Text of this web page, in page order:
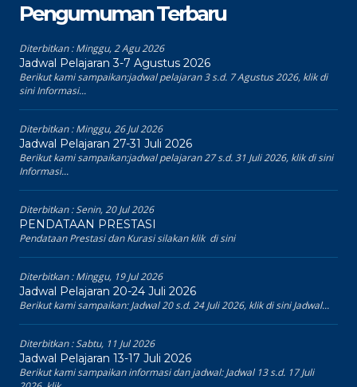
Pengumuman Terbaru
Diterbitkan :Minggu, 2 Agu 2026
Jadwal Pelajaran 3-7 Agustus 2026
Berikut kami sampaikan:jadwal pelajaran 3 s.d. 7 Agustus 2026, klik di
sini Informasi...
Diterbitkan :Minggu, 26 Jul 2026
Jadwal Pelajaran 27-31 Juli 2026
Berikut kami sampaikan:jadwal pelajaran 27 s.d. 31 Juli 2026, klik di sini
Informasi...
Diterbitkan :Senin, 20 Jul 2026
PENDATAAN PRESTASI
Pendataan Prestasi dan Kurasi silakan klik di sini
Diterbitkan :Minggu, 19 Jul 2026
Jadwal Pelajaran 20-24 Juli 2026
Berikut kami sampaikan: Jadwal 20 s.d. 24 Juli 2026, klik di sini Jadwal...
Diterbitkan :Sabtu, 11 Jul 2026
Jadwal Pelajaran 13-17 Juli 2026
Berikut kami sampaikan informasi dan jadwal: Jadwal 13 s.d. 17 Juli